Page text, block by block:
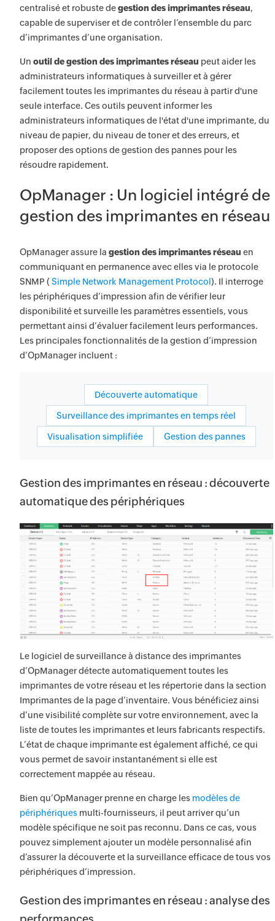
centralisé et robuste degestion des imprimantes réseau,
capable de superviser et de contrôler l’ensemble du parc
d’imprimantes d’une organisation.
Unoutil de gestion des imprimantes réseau peut aider les
administrateurs informatiques à surveiller et à gérer
facilement toutes les imprimantes du réseau à partir d'une
seule interface. Ces outils peuvent informer les
administrateurs informatiques de l'état d'une imprimante, du
niveau de papier, du niveau de toner et des erreurs, et
proposer des options de gestion des pannes pour les
résoudre rapidement.
OpManager : Un logiciel intégré de
gestion des imprimantes en réseau
OpManager assure lagestion des imprimantes réseau en
communiquant en permanence avec elles via le protocole
SNMP (Simple Network Management Protocol). Il interroge
les périphériques d’impression afin de vérifier leur
disponibilité et surveille les paramètres essentiels, vous
permettant ainsi d’évaluer facilement leurs performances.
Les principales fonctionnalités de la gestion d’impression
d’OpManager incluent :
Découverte automatique
Surveillance des imprimantes en temps réel
Visualisation simplifiée Gestion des pannes
Gestion des imprimantes en réseau : découverte
automatique des périphériques
Le logiciel de surveillance à distance des imprimantes
d’OpManager détecte automatiquement toutes les
imprimantes de votre réseau et les répertorie dans la section
Imprimantes de la page d’inventaire. Vous bénéficiez ainsi
d’une visibilité complète sur votre environnement, avec la
liste de toutes les imprimantes et leurs fabricants respectifs.
L’état de chaque imprimante est également affiché, ce qui
vous permet de savoir instantanément si elle est
correctement mappée au réseau.
Bien qu’OpManager prenne en charge les modèles de
périphériques multi-fournisseurs, il peut arriver qu’un
modèle spécifique ne soit pas reconnu. Dans ce cas, vous
pouvez simplement ajouter un modèle personnalisé afin
d’assurer la découverte et la surveillance efficace de tous vos
périphériques d’impression.
Gestion des imprimantes en réseau : analyse des